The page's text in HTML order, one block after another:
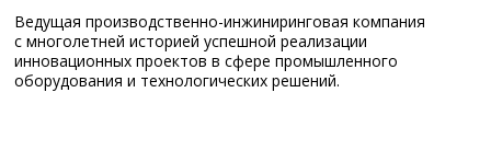
Задача
Создать целостный и легко